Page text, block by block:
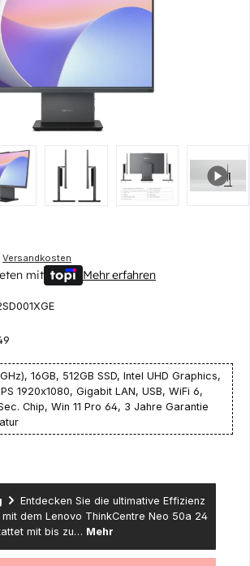
Versandkosten
mit Mehr erfahren
16GB, 512GB SSD, Intel UHD Graphics,
1920x1080, Gigabit LAN, USB, WiFi 6,
Chip, Win 11 Pro 64, 3 Jahre Garantie
Entdecken Sie die ultimative Effizienz
mit dem Lenovo ThinkCentre Neo 50a 24
mit bis zu… Mehr